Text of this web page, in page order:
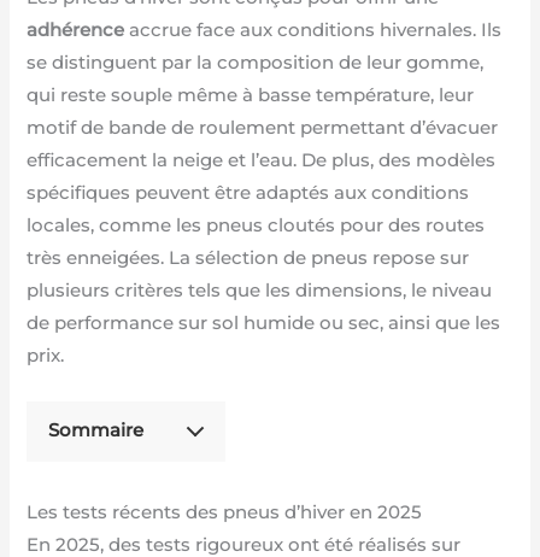
adhérence accrue face aux conditions hivernales. Ils
se distinguent par la composition de leur gomme,
qui reste souple même à basse température, leur
motif de bande de roulement permettant d’évacuer
efficacement la neige et l’eau. De plus, des modèles
spécifiques peuvent être adaptés aux conditions
locales, comme les pneus cloutés pour des routes
très enneigées. La sélection de pneus repose sur
plusieurs critères tels que les dimensions, le niveau
de performance sur sol humide ou sec, ainsi que les
prix.
Sommaire
Les tests récents des pneus d’hiver en 2025
En 2025, des tests rigoureux ont été réalisés sur